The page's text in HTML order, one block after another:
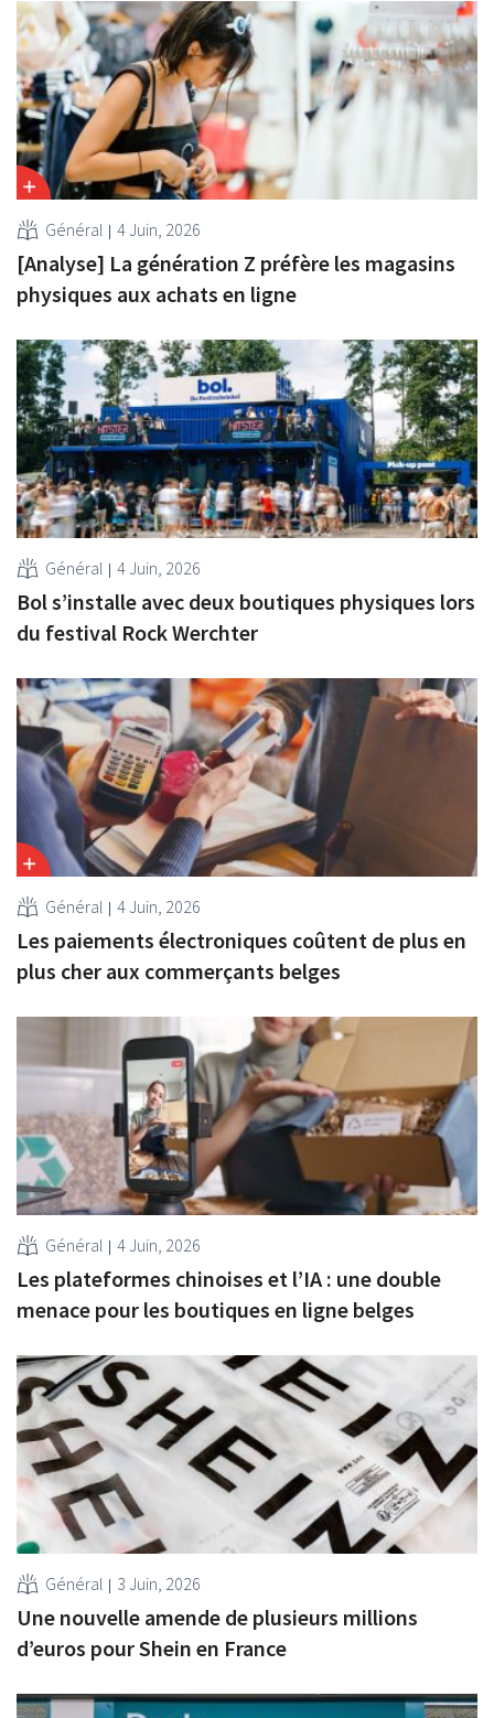
Général 4 Juin, 2026
[Analyse] La génération Z préfère les magasins
physiques aux achats en ligne
Général 4 Juin, 2026
Bol s’installe avec deux boutiques physiques lors
du festival Rock Werchter
Général 4 Juin, 2026
Les paiements électroniques coûtent de plus en
plus cher aux commerçants belges
Général 4 Juin, 2026
Les plateformes chinoises et l’IA : une double
menace pour les boutiques en ligne belges
Général 3 Juin, 2026
Une nouvelle amende de plusieurs millions
d’euros pour Shein en France